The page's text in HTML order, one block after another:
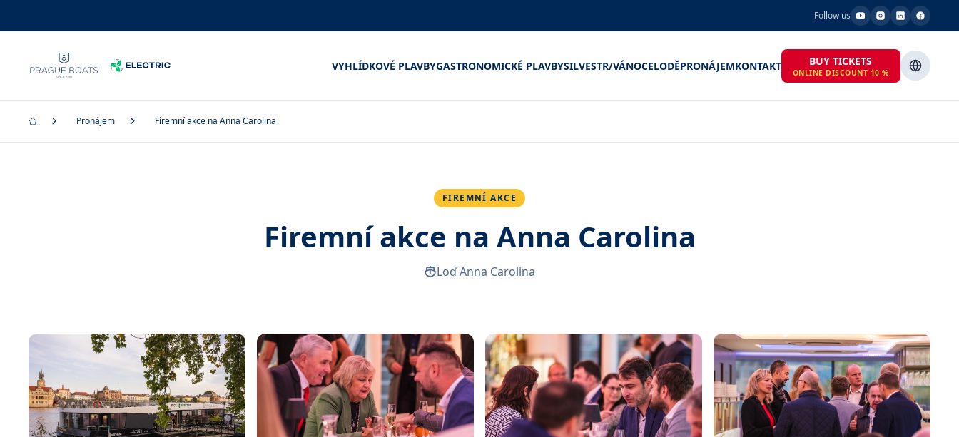
Follow us
VYHLÍDKOVÉ PLAVBYGASTRONOMICKÉ PLAVBYSILVESTR/VÁNOCELODĚPRONÁJEMKONTAKT BUY TICKETS
ONLINE DISCOUNT 10 %
Pronájem Firemní akce na Anna Carolina
FIREMNÍ AKCE
Firemní akce na Anna Carolina
Loď Anna Carolina